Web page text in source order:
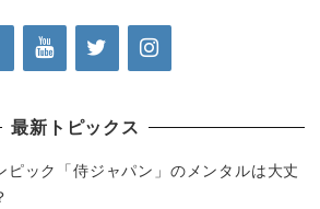
最新トピックス
ピック「侍ジャパン」のメンタルは大丈